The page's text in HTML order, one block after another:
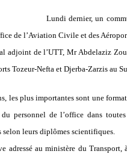
Lundi dernier, un
de l’Aviation Civile et des
adjoint de l’UTT, Mr Abdelaziz
Tozeur-Nefta et Djerba-Zarzis au
les plus importantes sont une
du personnel de l’office dans
selon leurs diplômes scientifiques.
adressé au ministère du